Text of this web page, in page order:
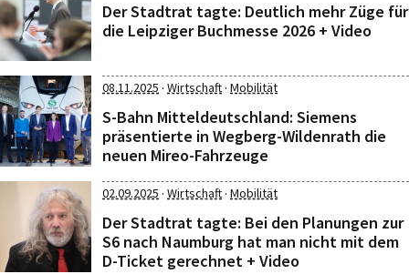
Der Stadtrat tagte: Deutlich mehr Züge für
die Leipziger Buchmesse 2026 + Video
08.11.2025 · Wirtschaft· Mobilität
S-Bahn Mitteldeutschland: Siemens
präsentierte in Wegberg-Wildenrath die
neuen Mireo-Fahrzeuge
02.09.2025 · Wirtschaft· Mobilität
Der Stadtrat tagte: Bei den Planungen zur
S6 nach Naumburg hat man nicht mit dem
D-Ticket gerechnet + Video